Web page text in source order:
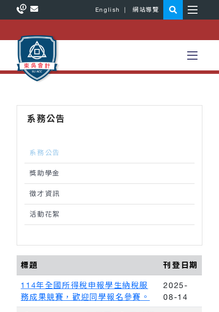
English 網站導覽
系務公告
系務公告
獎助學金
徵才資訊
活動花絮
標題 刊登日期
114年全國所得稅申報學生納稅服
務成果競賽，歡迎同學報名參賽。
2025-
08-14